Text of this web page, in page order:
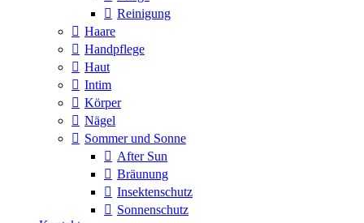
Reinigung
Haare
Handpflege
Haut
Intim
Körper
Nägel
Sommer und Sonne
After Sun
Bräunung
Insektenschutz
Sonnenschutz